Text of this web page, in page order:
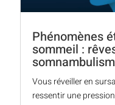
Phénomènes
sommeil :
Vous réveiller en
ressentir une